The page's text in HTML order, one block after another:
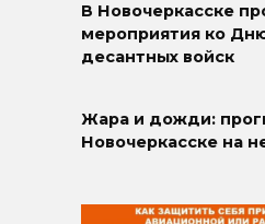
В Новочеркасске
мероприятия ко
десантных войск
Жара и дожди:
Новочеркасске на